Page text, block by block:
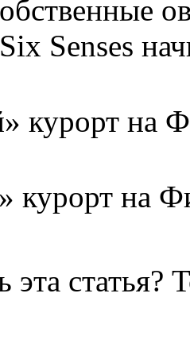
Senses
курорт на
эта статья?